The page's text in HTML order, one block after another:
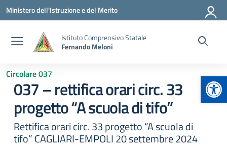
Vai ai contenuti
Vai al menu di navigazione
Vai al footer
Ministero dell'Istruzione e del Merito
Istituto Comprensivo Statale
Fernando Meloni
Circolare 037
037 – rettifica orari circ. 33
progetto “A scuola di tifo”
Rettifica orari circ. 33 progetto “A scuola di
tifo” CAGLIARI-EMPOLI 20 settembre 2024